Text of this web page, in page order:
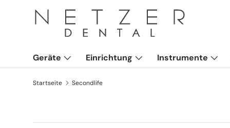
Geräte Einrichtung Instrumente
Startseite Secondlife